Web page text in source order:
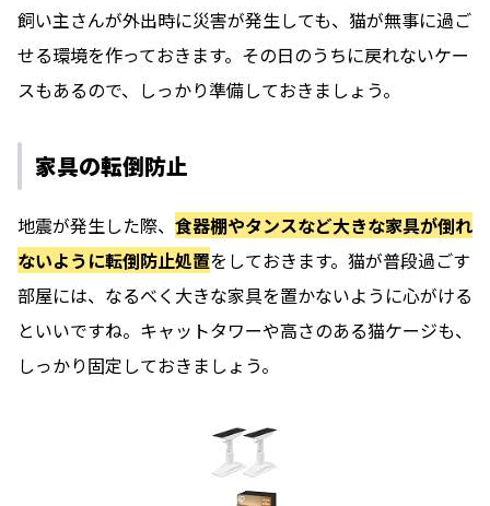
飼い主さんが外出時に災害が発生しても、猫が無事に過ご
せる環境を作っておきます。その日のうちに戻れないケー
スもあるので、しっかり準備しておきましょう。
家具の転倒防止
地震が発生した際、 食器棚やタンスなど大きな家具が倒れ
ないように転倒防止処置をしておきます。猫が普段過ごす
部屋には、なるべく大きな家具を置かないように心がける
といいですね。キャットタワーや高さのある猫ケージも、
しっかり固定しておきましょう。